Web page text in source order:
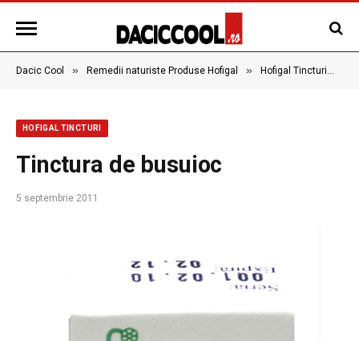
Dacic Cool » Remedii naturiste Produse Hofigal » Hofigal Tincturi
HOFIGAL TINCTURI
Tinctura de busuioc
5 septembrie 2011